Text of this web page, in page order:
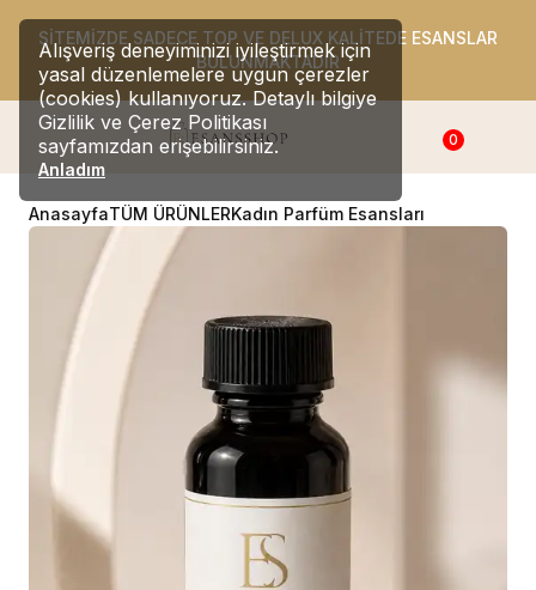
Alışveriş deneyiminizi iyileştirmek için
yasal düzenlemelere uygun çerezler
(cookies) kullanıyoruz. Detaylı bilgiye
Gizlilik ve Çerez Politikası
sayfamızdan erişebilirsiniz.
Anladım
SİTEMİZDE SADECE TOP VE DELUX KALİTEDE ESANSLAR
BULUNMAKTADIR
0
AnasayfaTÜM ÜRÜNLERKadın Parfüm Esansları